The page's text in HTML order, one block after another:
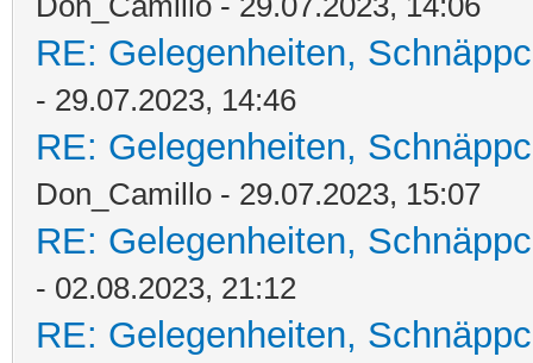
RE: Gelegenheiten,
- 29.07.2023, 14:46
RE: Gelegenheiten,
Don_Camillo - 29.07.2023, 15:07
RE: Gelegenheiten,
- 02.08.2023, 21:12
RE: Gelegenheiten,